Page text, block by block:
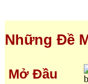
Những Đề
Mở Đầu